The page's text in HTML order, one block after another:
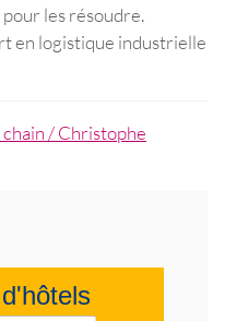
les résoudre.
en logistique industrielle
chain / Christophe